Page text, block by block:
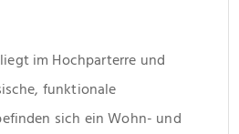
im Hochparterre und
funktionale
sich ein Wohn- und